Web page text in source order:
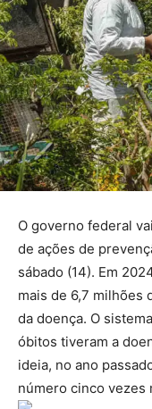
O governo federal
de ações de
sábado (14). Em
mais de 6,7 milhões
da doença. O
óbitos tiveram a
ideia, no ano
número cinco vezes